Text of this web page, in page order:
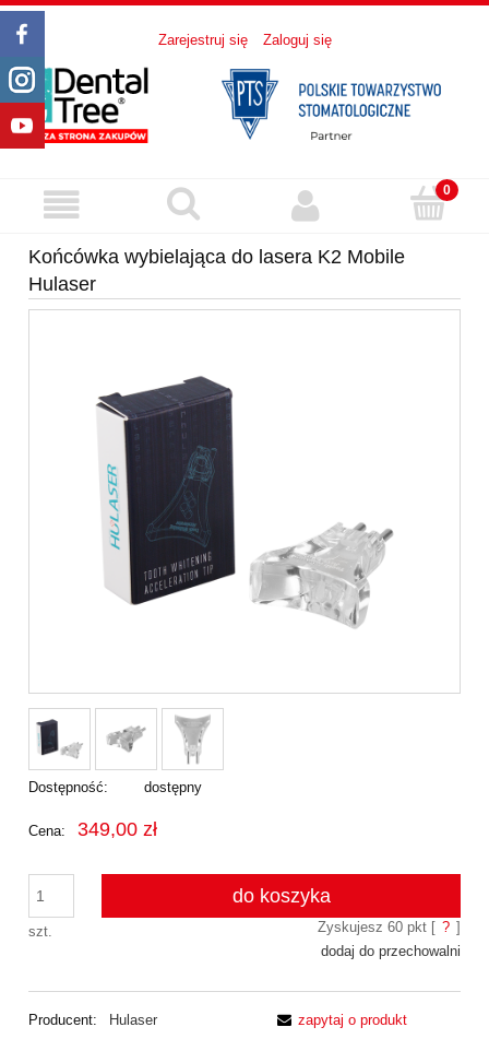
Zarejestruj się Zaloguj się
Końcówka wybielająca do lasera K2 Mobile
Hulaser
Dostępność: dostępny
Cena: 349,00 zł
szt.
do koszyka
Zyskujesz 60pkt [ ? ]
dodaj do przechowalni
Producent:
Hulaser
zapytaj o produkt